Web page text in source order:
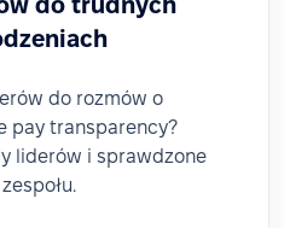
do rozmów o
pay transparency?
liderów i sprawdzone